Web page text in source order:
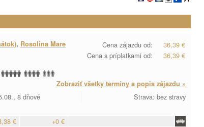
Cena zájazdu od:
36,39 €
Cena s príplatkami od:
36,39 €
, Rosolina Mare
Zobraziť všetky termíny a popis zájazdu »
8 dňové Strava: bez stravy
€
+0 €